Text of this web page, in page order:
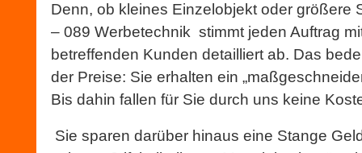
Denn, ob kleines Einzelobjekt oder größere
– 089 Werbetechnik stimmt jeden Auftrag
betreffenden Kunden detailliert ab. Das
der Preise: Sie erhalten ein
Bis dahin fallen für Sie durch uns keine
Sie sparen darüber hinaus eine Stange